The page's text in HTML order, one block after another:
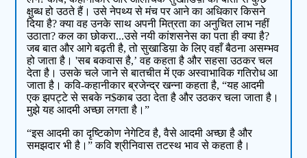
क्षुब्ध हो उठते हैं। उसे नेपथ्य से मंच पर आने का अधिकार किसने
दिया है? क्या वह उनके साथ अपनी मित्रता का अनुचित लाभ नहीं
उठाता? कल का छोकरा...उसे नयी कांशसनेस का पता ही क्या है?
जब बात और आगे बढ़ती है, तो सुखाडिय़ा के लिए वहाँ बैठना असम्भव
हो जाता है। 'सब बकवास है,’ वह कहता है और सहसा उठकर चल
देता है। उसके चले जाने से बातचीत में एक अस्वाभाविक गतिरोध आ
जाता है। कवि-कहानीकार ब्रजेन्द्र खन्ना कहता है, “यह आदमी
एक झपट्टे से सबके न$काब उठा देता है और उठकर चला जाता है।
मुझे यह आदमी अच्छा लगता है।”
“इस आदमी का दृष्टिकोण नेगेटिव है, वैसे आदमी अच्छा है और
समझदार भी है।” कवि श्रीनिवास तटस्थ भाव से कहता है।